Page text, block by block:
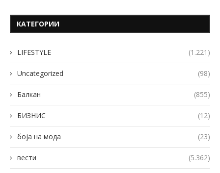
КАТЕГОРИИ
LIFESTYLE (1.221)
Uncategorized (98)
Балкан (855)
БИЗНИС (12)
боја на мода (23)
вести (5.362)